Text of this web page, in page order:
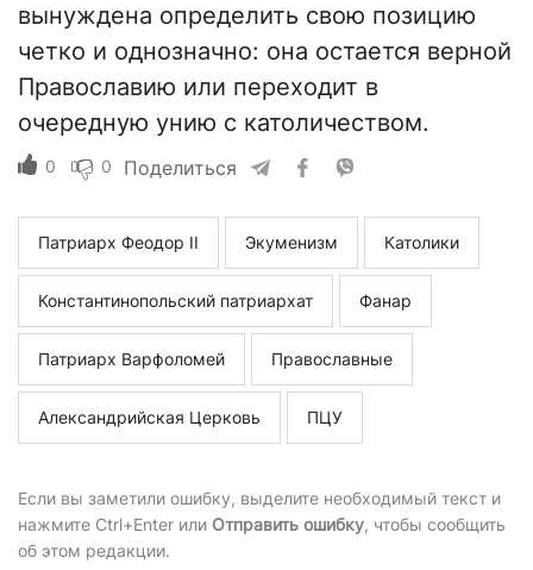
вынуждена определить свою позицию
четко и однозначно: она остается верной
Православию или переходит в
очередную унию с католичеством.
0 0 Поделиться
Патриарх Феодор II Экуменизм Католики
Константинопольский патриархат Фанар
Патриарх Варфоломей Православные
Александрийская Церковь ПЦУ
Если вы заметили ошибку, выделите необходимый текст и
нажмите Ctrl+Enter или Отправить ошибку, чтобы сообщить
об этом редакции.